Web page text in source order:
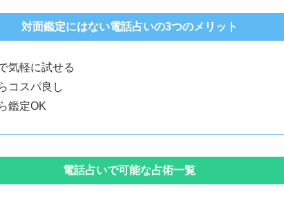
対面鑑定にはない電話占いの3つのメリット
気軽に試せる
コスパ良し
鑑定OK
電話占いで可能な占術一覧